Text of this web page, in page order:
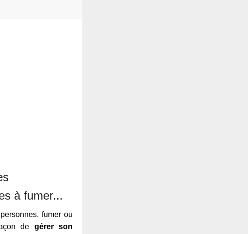
à fumer...
fumer ou
de gérer son